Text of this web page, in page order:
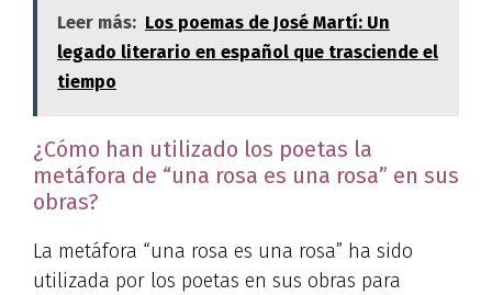
Leer más: Los poemas de José Martí: Un
legado literario en español que trasciende el
tiempo
¿Cómo han utilizado los poetas la
metáfora de “una rosa es una rosa” en sus
obras?
La metáfora “una rosa es una rosa” ha sido
utilizada por los poetas en sus obras para